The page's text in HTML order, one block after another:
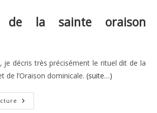
la sainte oraison
, je décris très précisément le rituel dit de la
de l’Oraison dominicale.(suite…)
Le
Rituel